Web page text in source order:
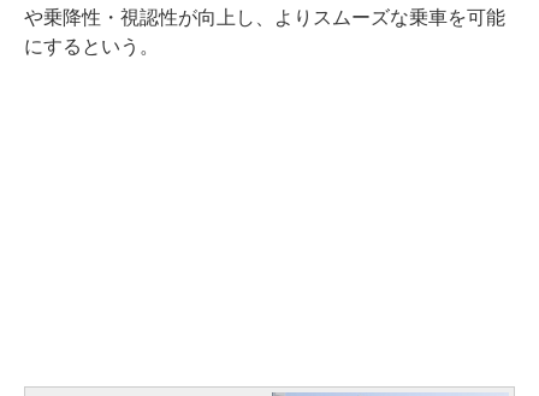
や乗降性・視認性が向上し、よりスムーズな乗車を可能
にするという。